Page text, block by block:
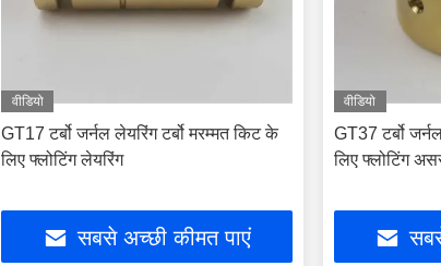
वीडियो
GT17 टर्बो जर्नल लेयरिंग टर्बो मरम्मत किट के
लिए फ्लोटिंग लेयरिंग
सबसे अच्छी कीमत पाएं
वीडियो
GT37 टर्बो
लिए फ्लोटिंग